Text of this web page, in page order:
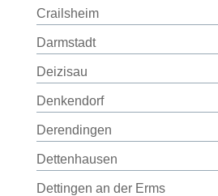
Crailsheim
Darmstadt
Deizisau
Denkendorf
Derendingen
Dettenhausen
Dettingen an der Erms